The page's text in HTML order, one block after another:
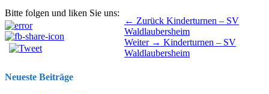
Bitte folgen und liken Sie uns:
Beitragsnavigation ← Zurück Vorhergehender
Beitrag:
Kinderturnen – SV
Waldlaubersheim
Weiter → Nächster
Beitrag:
Kinderturnen – SV
Waldlaubersheim
Neueste Beiträge